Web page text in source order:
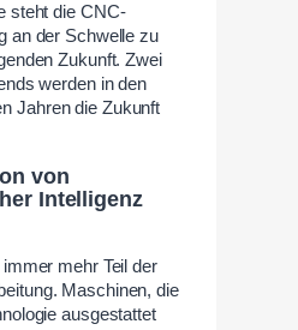
steht die CNC-
an der Schwelle zu
Zukunft. Zwei
werden in den
Jahren die Zukunft
von
Intelligenz
mehr Teil der
Maschinen, die
ausgestattet